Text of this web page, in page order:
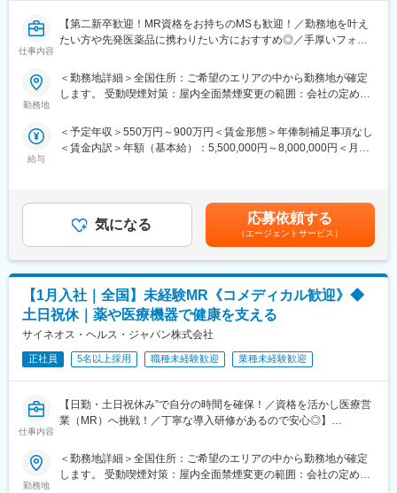
仕事内容
【第二新卒歓迎！MR資格をお持ちのMSも歓迎！／勤務地を叶え
たい方や先発医薬品に携わりたい方におすすめ◎／手厚いフォロ
【はじめに】
MR資格をお持ちの方（MRの実務未経験OK）をお待ちしておりま
浅い方もMRとしてスキルが身に着く環境です。外資製薬メーカー
やバイオベンチャーとの繋がりが強く最先端の医薬品に携われる
■充実したサポート体制：
配属後は担当マネージャーが丁寧に支援します。日々の仕事の悩
みや、キャリア形成の相談等、伴走者として活躍をサポートしま
す。また知識・スキルレベルを上げるために様々な研修をご用意
しています。
■エリアを跨ぐ転勤なし：
初任地希望だけでなく、エリアを跨いでの転勤はございません。
2ndプロジェクト以降も希望や適性に応じて、アサインを検討い
たします。
自身の成果や頑張りが客観的に評価され、年収に反映されます。
また、在籍年数が増えると永年勤続報奨金や四半期一時金などの
る報酬制度になっています。
勤務地
＜勤務地詳細＞全国住所：ご希望のエリアの中から勤務地が確定
します。 受動喫煙対策：屋内全面禁煙変更の範囲：会社の定める
給与
＜予定年収＞550万円～900万円＜賃金形態＞年俸制補足事項なし
＜賃金内訳＞年額（基本給）：5,500,000円～8,000,000円＜月額
支給）※ただし支給条件があります賃金はあくまでも目安の金額で
あり、選考を通じて上下する可能性があります。月給(月額)は固定
気になる 応募依頼する
（エージェントサービス）
【1月入社｜全国】未経験MR《コメディカル歓迎》◆
土日祝休｜薬や医療機器で健康を支える
サイネオス・ヘルス・ジャパン株式会社
正社員 5名以上採用 職種未経験歓迎 業種未経験歓迎
仕事内容
【日勤・土日祝休み”で自分の時間を確保！／資格を活かし医療営
業（MR）へ挑戦！／丁寧な導入研修があるので安心◎】
《資格と想いがあれば活躍できる！》
「誰かのためになる仕事がしたい」「社会貢献につながる仕事を
したい」という想いがあればOK！当社には、臨床経験を活かして
勤務地
＜勤務地詳細＞全国住所：ご希望のエリアの中から勤務地が確定
します。 受動喫煙対策：屋内全面禁煙変更の範囲：会社の定める